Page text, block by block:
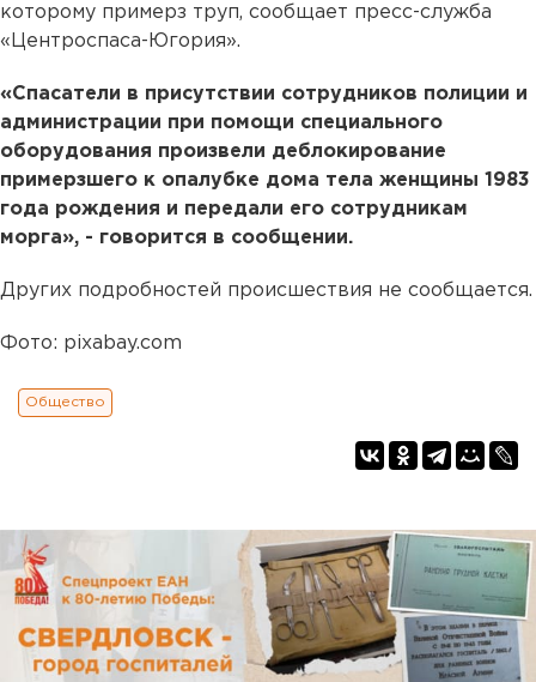
которому примерз труп, сообщает пресс-служба
«Центроспаса-Югория».
«Спасатели в присутствии сотрудников полиции и
администрации при помощи специального
оборудования произвели деблокирование
примерзшего к опалубке дома тела женщины 1983
года рождения и передали его сотрудникам
морга», - говорится в сообщении.
Других подробностей происшествия не сообщается.
Фото: pixabay.com
Общество